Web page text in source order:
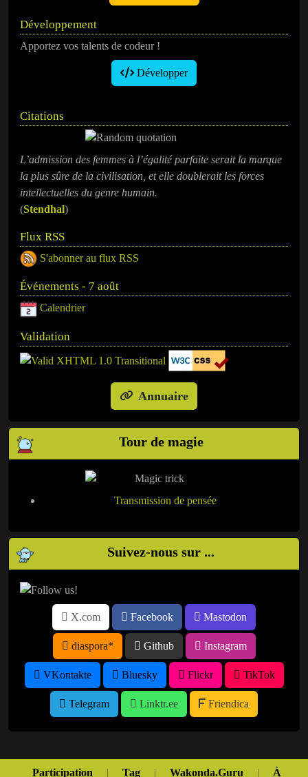
Développement
Apportez vos talents de codeur !
Développer
Citations
L’admission des femmes à l’égalité parfaite serait la marque
la plus sûre de la civilisation, et elle doublerait les forces
intellectuelles du genre humain.
(Stendhal)
Flux RSS
S'abonner au flux RSS
Événements - 7 août
Calendrier
Validation
Annuaire
Tour de magie
Transmission de pensée
Suivez-nous sur ...
X.com Facebook Mastodon
diaspora* Github Instagram
VKontakte Bluesky Flickr TikTok
Telegram Linktr.ee Friendica
Participation | Tag | Wakonda.Guru | À